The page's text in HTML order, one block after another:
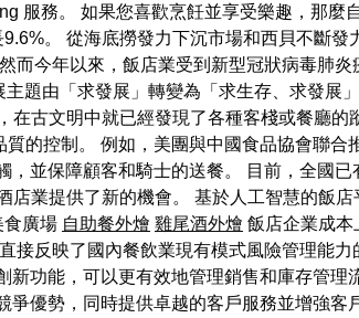
服務。 如果您喜歡烹飪並享受樂趣，那麼
。 從海底撈發力下沉市場和西貝不斷發
今年以來，飯店業受到新型冠狀病毒肺炎
題由「求發展」轉變為「求生存、求發展
在古文明中就已經發現了各種客棧或餐廳的
的控制。 例如，美團與中國食品協會聯合
並保障顧客和騎士的送餐。 目前，全國
業提供了新的機會。 基於人工智慧的飯
食廣場 自助餐外燴 雞尾酒外燴 飯店企業成本
接反映了國內餐飲業現有模式風險管理能力
功能，可以更有效地管理銷售和庫存管理
優勢，同時提供卓越的客戶服務並增強客